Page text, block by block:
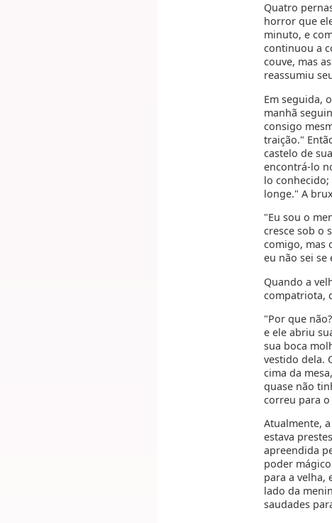
Quatro
horror que
minuto, e
continuou a
couve, mas
reassumiu
Em seguida,
manhã
consigo
traição."
castelo de
encontrá-lo
lo
longe." A
"Eu sou o
cresce sob o
comigo, mas
eu não sei se
Quando a
compatriota,
"Por que
e ele abriu
sua boca
vestido dela.
cima da
quase não
correu para
Atualmente,
estava
apreendida
poder
para a velha,
lado da
saudades